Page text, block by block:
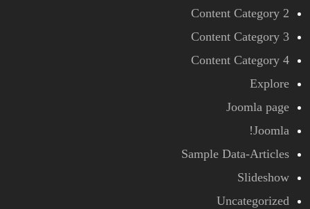
Content Category 2
Content Category 3
Content Category 4
Explore
Joomla page
Joomla!
Sample Data-Articles
Slideshow
Uncategorized